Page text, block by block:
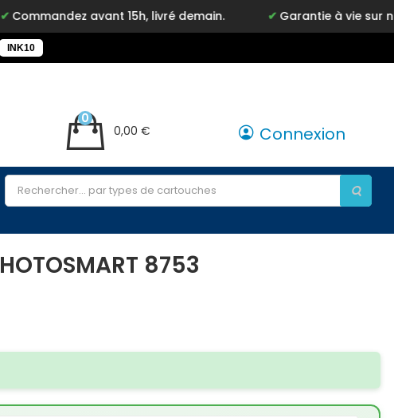
avant 15h, livré demain. Garantie à vie sur notre
INK10
0,00 €
0
Connexion
8753